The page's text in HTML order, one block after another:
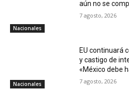
Nacionales
aún no se
7 agosto, 2026
Nacionales
EU continuará
y castigo de
«México debe
7 agosto, 2026